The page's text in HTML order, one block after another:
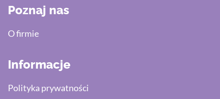
Poznaj nas
O firmie
Informacje
Polityka prywatności